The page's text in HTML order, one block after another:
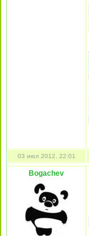
03 июл 2012, 22:01
Bogachev